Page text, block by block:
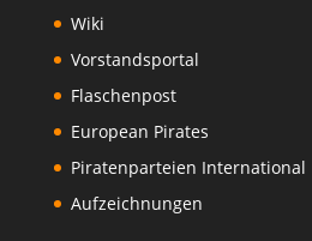
Wiki
Vorstandsportal
Flaschenpost
European Pirates
Piratenparteien International
Aufzeichnungen